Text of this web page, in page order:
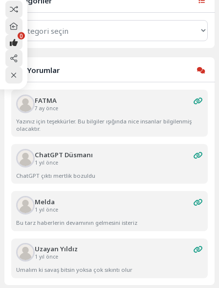
Kategoriler
Son Yorumlar
FATMA
7 ay önce
Yazınız için teşekkürler. Bu bilgiler ışığında nice insanlar bilgilenmiş
olacaktır.
ChatGPT Düsmanı
1 yıl önce
ChatGPT çıktı mertlik bozuldu
Melda
1 yıl önce
Bu tarz haberlerin devamının gelmesini isteriz
Uzayan Yıldız
1 yıl önce
Umalım ki savaş bitsin yoksa çok sıkıntı olur
0